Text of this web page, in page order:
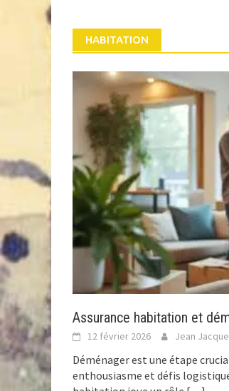
HABITATION
Assurance habitation et
12 février 2026 Jean
Déménager est une étape
enthousiasme et défis